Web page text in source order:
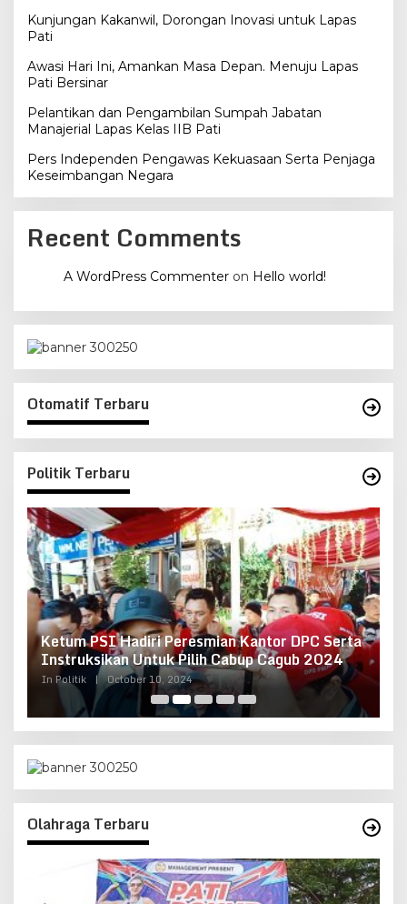
Kunjungan Kakanwil, Dorongan Inovasi untuk Lapas
Pati
Awasi Hari Ini, Amankan Masa Depan. Menuju Lapas
Pati Bersinar
Pelantikan dan Pengambilan Sumpah Jabatan
Manajerial Lapas Kelas IIB Pati
Pers Independen Pengawas Kekuasaan Serta Penjaga
Keseimbangan Negara
Recent Comments
A WordPress Commenter on Hello world!
Otomatif Terbaru
Politik Terbaru
Ketum PSI Hadiri Peresmian Kantor DPC Serta
Instruksikan Untuk Pilih Cabup Cagub 2024
In Politik | October 10, 2024
Olahraga Terbaru